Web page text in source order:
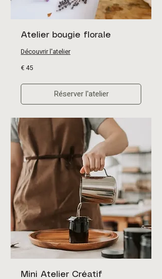
Atelier bougie florale
Découvrir l'atelier
45
euro
€ 45
Réserver l'atelier
Mini Atelier Créatif